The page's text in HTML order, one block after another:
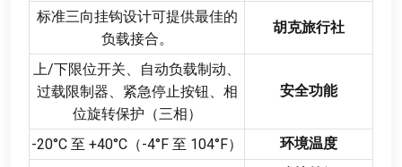
胡克旅行社
标准三向挂钩设计可提供最佳的
负载接合。
安全功能
上/下限位开关、 自动负载制动、
过载限制器、 紧急停止按钮 、 相
位旋转保护（三相）
环境温度
-20°C 至 +40°C（-4°F 至 104°F）